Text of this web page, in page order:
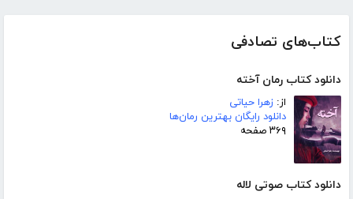
کتاب‌های تصادفی
دانلود کتاب رمان آخته
از: زهرا حیاتی
دانلود رایگان بهترین رمان‌ها
۳۶۹ صفحه
دانلود کتاب صوتی لاله